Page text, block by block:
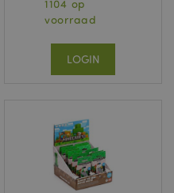
1104 op
voorraad
LOGIN